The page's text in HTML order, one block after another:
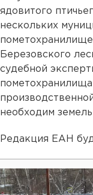
ядовитого
нескольких
пометохранилище
Березовского
судебной
необходим
Редакция ЕАН